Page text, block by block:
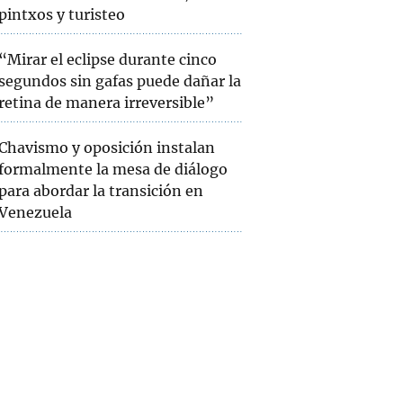
y turisteo
el eclipse durante cinco
sin gafas puede dañar la
de manera irreversible”
y oposición instalan
la mesa de diálogo
abordar la transición en